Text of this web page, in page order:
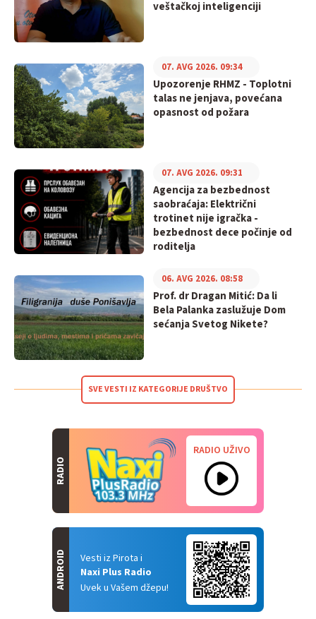
veštačkoj inteligenciji
Upozorenje RHMZ - Toplotni
talas ne jenjava, povećana
opasnost od požara
07. AVG 2026. 09:34
Agencija za bezbednost
saobraćaja: Električni
trotinet nije igračka -
bezbednost dece počinje od
roditelja
07. AVG 2026. 09:31
Prof. dr Dragan Mitić: Da li
Bela Palanka zaslužuje Dom
sećanja Svetog Nikete?
06. AVG 2026. 08:58
SVE VESTI IZ KATEGORIJE DRUŠTVO
RADIO
RADIO UŽIVO
Vesti iz Pirota i
Naxi Plus Radio
Uvek u Vašem džepu!
ANDROID